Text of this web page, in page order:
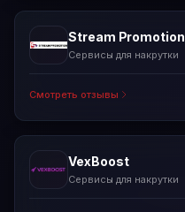
Stream Promotion
Сервисы для накрутки
Смотреть отзывы
VexBoost
Сервисы для накрутки